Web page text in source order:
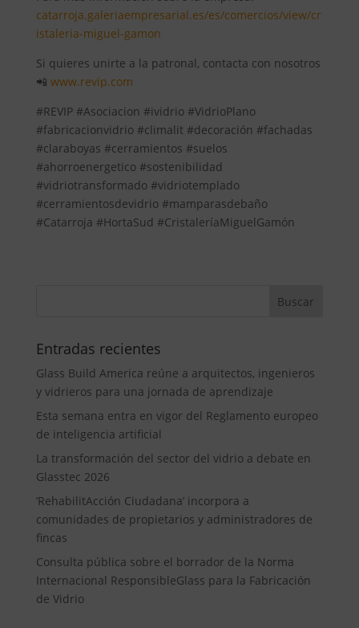
catarroja.galeriaempresarial.es/es/comercios/view/cr
istaleria-miguel-gamon
Si quieres unirte a la patronal, contacta con nosotros
📲 www.revip.com
#REVIP #Asociacion #ividrio #VidrioPlano
#fabricacionvidrio #climalit #decoración #fachadas
#claraboyas #cerramientos #suelos
#ahorroenergetico #sostenibilidad
#vidriotransformado #vidriotemplado
#cerramientosdevidrio #mamparasdebaño
#Catarroja #HortaSud #CristaleríaMiguelGamón
Entradas recientes
Glass Build America reúne a arquitectos, ingenieros
y vidrieros para una jornada de aprendizaje
Esta semana entra en vigor del Reglamento europeo
de inteligencia artificial
La transformación del sector del vidrio a debate en
Glasstec 2026
‘RehabilitAcción Ciudadana’ incorpora a
comunidades de propietarios y administradores de
fincas
Consulta pública sobre el borrador de la Norma
Internacional ResponsibleGlass para la Fabricación
de Vidrio